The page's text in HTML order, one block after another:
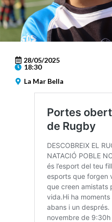
28/05/2025
18:30
La Mar Bella